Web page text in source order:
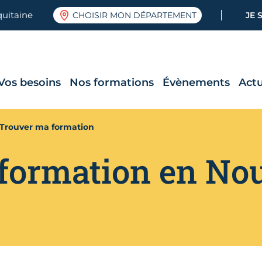
CHOISIR MON DÉPARTEMENT JE
besoins Nos formations Évènements
Trouver ma formation
en